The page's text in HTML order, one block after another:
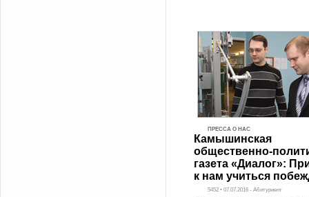
ПРЕССА О НАС
Камышинская
общественно-
газета «Диалог»:
к нам учиться
5452 • 07.07.2016 - Абитуриент